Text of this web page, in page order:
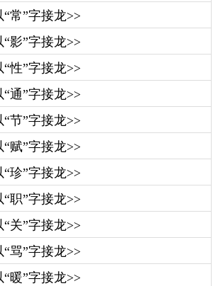
“常”字接龙>>
“影”字接龙>>
“性”字接龙>>
“通”字接龙>>
“节”字接龙>>
“赋”字接龙>>
“珍”字接龙>>
“职”字接龙>>
“关”字接龙>>
“骂”字接龙>>
“暖”字接龙>>